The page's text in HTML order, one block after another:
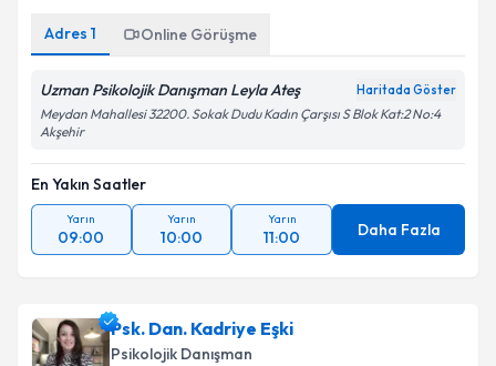
Adres 1 Online Görüşme
Uzman Psikolojik Danışman Leyla Ateş Haritada Göster
Meydan Mahallesi 32200. Sokak Dudu Kadın Çarşısı S Blok Kat:2 No:4
Akşehir
En Yakın Saatler
Yarın
09:00
Yarın
10:00
Yarın
11:00 Daha Fazla
Psk. Dan. Kadriye Eşki
Psikolojik Danışman